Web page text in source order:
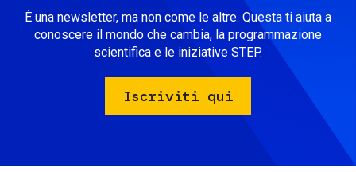
È una newsletter, ma non come le altre. Questa ti aiuta a
conoscere il mondo che cambia, la programmazione
scientifica e le iniziative STEP.
Iscriviti qui